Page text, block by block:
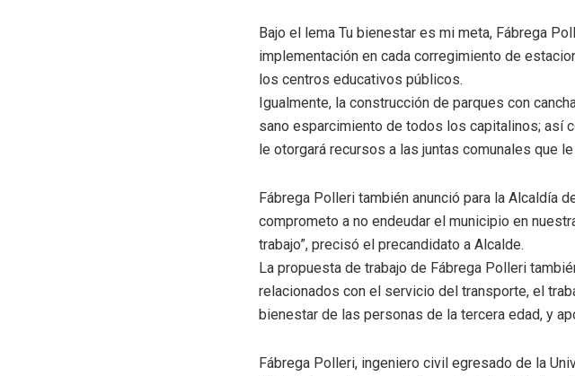
Bajo el lema Tu bienestar es mi meta, Fábrega
implementación en cada corregimiento de
los centros educativos públicos.
Igualmente, la construcción de parques con
sano esparcimiento de todos los capitalinos; así
le otorgará recursos a las juntas comunales que
Fábrega Polleri también anunció para la Alcaldía
comprometo a no endeudar el municipio en
trabajo”, precisó el precandidato a Alcalde.
La propuesta de trabajo de Fábrega Polleri
relacionados con el servicio del transporte, el
bienestar de las personas de la tercera edad, y
Fábrega Polleri, ingeniero civil egresado de la